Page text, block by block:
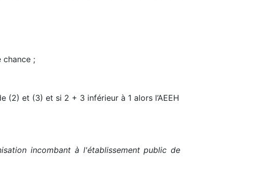
chance ;
(2) et (3) et si 2 + 3 inférieur à 1 alors l’AEEH
incombant à l'établissement public de